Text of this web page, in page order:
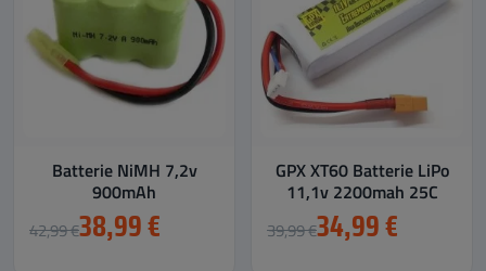
Batterie NiMH 7,2v
900mAh
42,99 €38,99 €
GPX XT60 Batterie LiPo
11,1v 2200mah 25C
39,99 €34,99 €